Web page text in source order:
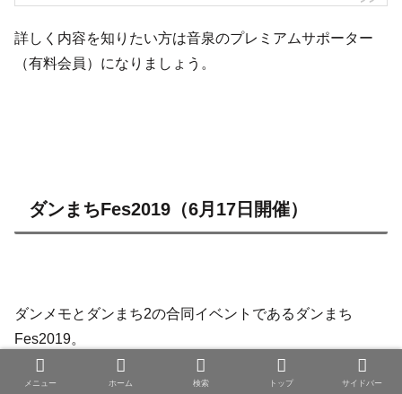
詳しく内容を知りたい方は音泉のプレミアムサポーター
（有料会員）になりましょう。
ダンまちFes2019（6月17日開催）
ダンメモとダンまち2の合同イベントであるダンまち
Fes2019。
松岡さんもこのイベントに参加されました。
メニュー ホーム 検索 トップ サイドバー